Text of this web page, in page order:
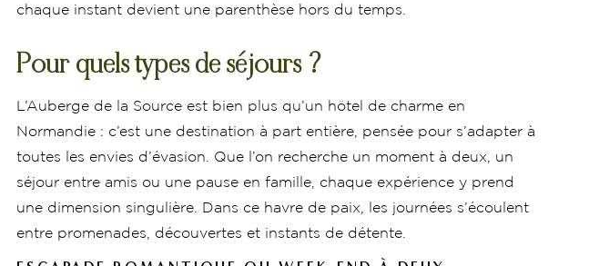
chaque instant devient une parenthèse hors du temps.
Pour quels types de séjours ?
L’Auberge de la Source est bien plus qu’un hôtel de charme en
Normandie : c’est une destination à part entière, pensée pour s’adapter à
toutes les envies d’évasion. Que l’on recherche un moment à deux, un
séjour entre amis ou une pause en famille, chaque expérience y prend
une dimension singulière. Dans ce havre de paix, les journées s’écoulent
entre promenades, découvertes et instants de détente.